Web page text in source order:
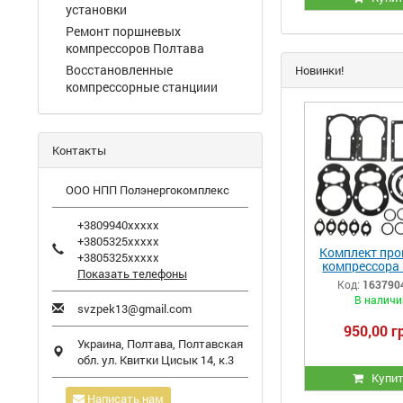
Новинки!
Комплект
компрессора
ЛТ100
Код:
В
950,00
установки
Ремонт поршневых
компрессоров Полтава
Восстановленные
компрессорные станциии
Контакты
ООО НПП Полэнергокомплекс
+3809940xxxxx
+3805325xxxxx
+3805325xxxxx
Показать телефоны
svzpek13@gmail.com
Украина, Полтава, Полтавская
обл.ул. Квитки Цисык 14, к.3
Написать нам